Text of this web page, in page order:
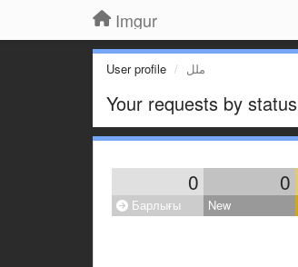
Imgur
User profile ملل
Your requests by status
0 0
Барлығы New